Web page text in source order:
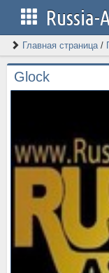
Russia-
Главная страница/
Glock